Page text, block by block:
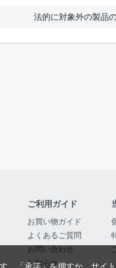
法的に対象外の製品
ご利用ガイド
お買い物ガイド
よくあるご質問
お問い合わせ
お知らせ